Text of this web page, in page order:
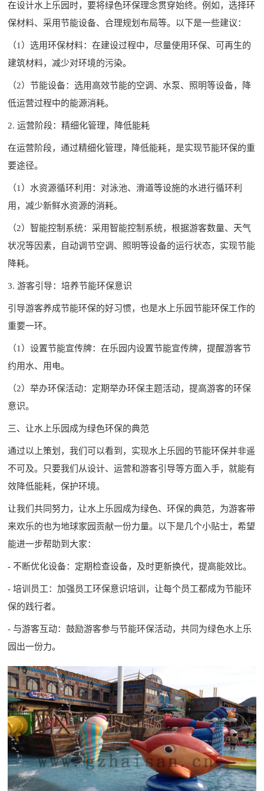
在设计水上乐园时，要将绿色环保理念贯穿始终。例如，选择环
保材料、采用节能设备、合理规划布局等。以下是一些建议：
（1）选用环保材料：在建设过程中，尽量使用环保、可再生的
建筑材料，减少对环境的污染。
（2）节能设备：选用高效节能的空调、水泵、照明等设备，降
低运营过程中的能源消耗。
2. 运营阶段：精细化管理，降低能耗
在运营阶段，通过精细化管理，降低能耗，是实现节能环保的重
要途径。
（1）水资源循环利用：对泳池、滑道等设施的水进行循环利
用，减少新鲜水资源的消耗。
（2）智能控制系统：采用智能控制系统，根据游客数量、天气
状况等因素，自动调节空调、照明等设备的运行状态，实现节能
降耗。
3. 游客引导：培养节能环保意识
引导游客养成节能环保的好习惯，也是水上乐园节能环保工作的
重要一环。
（1）设置节能宣传牌：在乐园内设置节能宣传牌，提醒游客节
约用水、用电。
（2）举办环保活动：定期举办环保主题活动，提高游客的环保
意识。
三、让水上乐园成为绿色环保的典范
通过以上策划，我们可以看到，实现水上乐园的节能环保并非遥
不可及。只要我们从设计、运营和游客引导等方面入手，就能有
效降低能耗，保护环境。
让我们共同努力，让水上乐园成为绿色、环保的典范，为游客带
来欢乐的也为地球家园贡献一份力量。以下是几个小贴士，希望
能进一步帮助到大家：
- 不断优化设备：定期检查设备，及时更新换代，提高能效比。
- 培训员工：加强员工环保意识培训，让每个员工都成为节能环
保的践行者。
- 与游客互动：鼓励游客参与节能环保活动，共同为绿色水上乐
园出一份力。